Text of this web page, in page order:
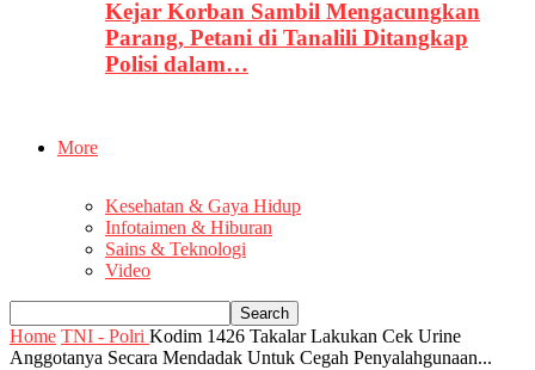
Kejar Korban Sambil Mengacungkan
Parang, Petani di Tanalili Ditangkap
Polisi dalam…
More
Kesehatan & Gaya Hidup
Infotaimen & Hiburan
Sains & Teknologi
Video
Home TNI - Polri Kodim 1426 Takalar Lakukan Cek Urine
Anggotanya Secara Mendadak Untuk Cegah Penyalahgunaan...